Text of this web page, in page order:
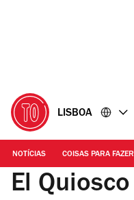
LISBOA
NOTÍCIAS COISAS PARA FAZER
El Quiosco